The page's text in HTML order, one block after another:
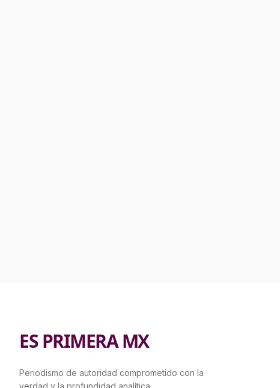
ES PRIMERA MX
Periodismo de autoridad comprometido con la
verdad y la profundidad analítica.